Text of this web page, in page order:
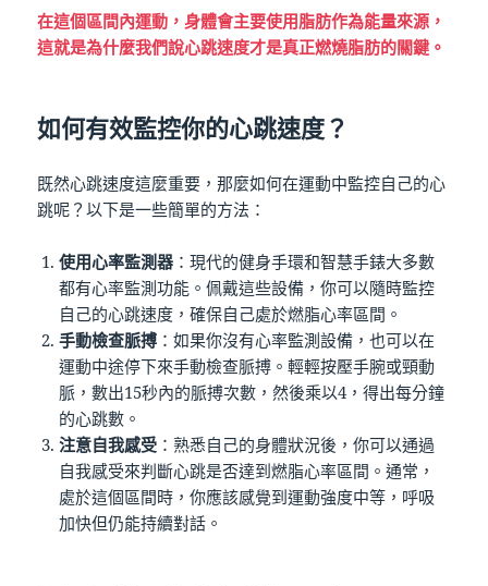
在這個區間內運動，身體會主要使用脂肪作為能量來源，
這就是為什麼我們說心跳速度才是真正燃燒脂肪的關鍵。
如何有效監控你的心跳速度？
既然心跳速度這麼重要，那麼如何在運動中監控自己的心
跳呢？以下是一些簡單的方法：
使用心率監測器 ：現代的健身手環和智慧手錶大多數
都有心率監測功能。佩戴這些設備，你可以隨時監控
自己的心跳速度，確保自己處於燃脂心率區間。
手動檢查脈搏 ：如果你沒有心率監測設備，也可以在
運動中途停下來手動檢查脈搏。輕輕按壓手腕或頸動
脈，數出15秒內的脈搏次數，然後乘以4，得出每分鐘
的心跳數。
注意自我感受 ：熟悉自己的身體狀況後，你可以通過
自我感受來判斷心跳是否達到燃脂心率區間。通常，
處於這個區間時，你應該感覺到運動強度中等，呼吸
加快但仍能持續對話。